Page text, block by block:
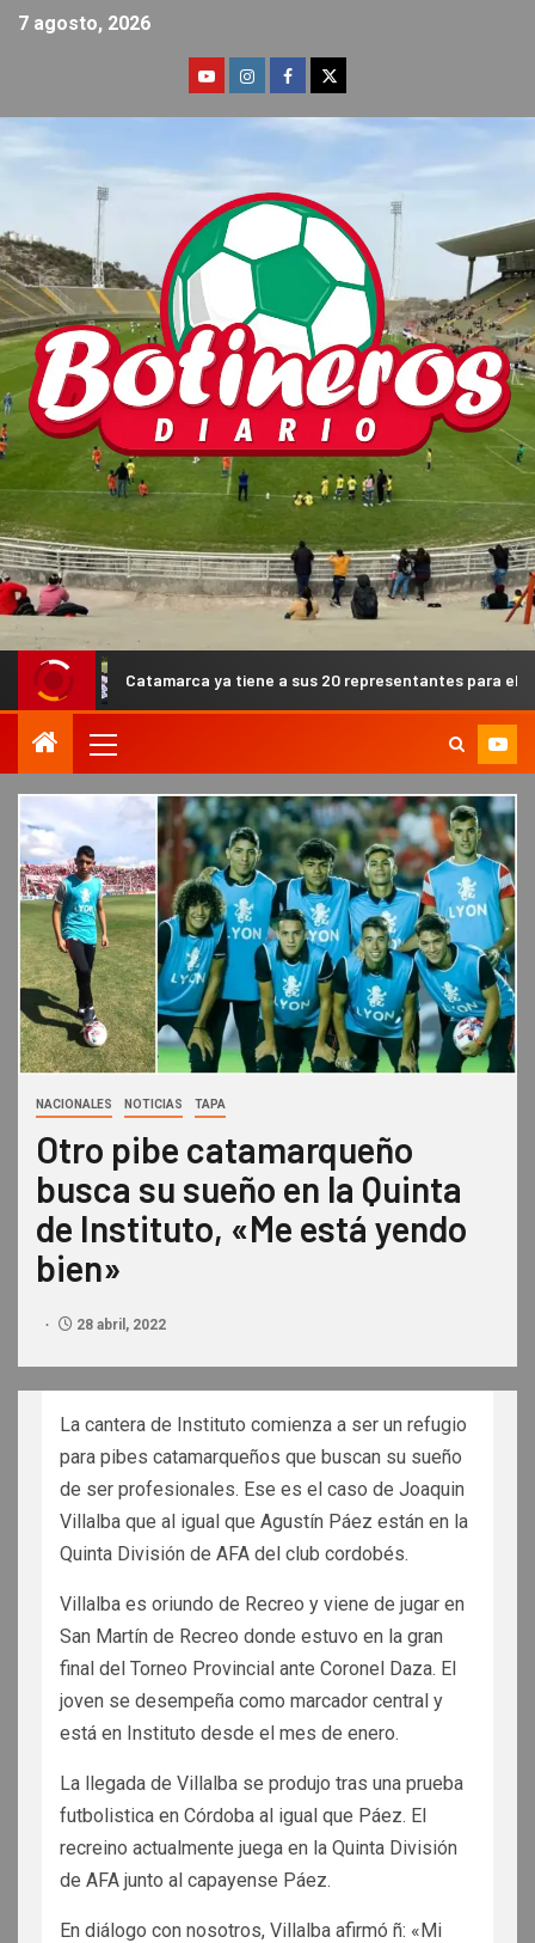
7 agosto, 2026
Catamarca ya tiene a sus 20 representantes para el Campeonato
NACIONALES NOTICIAS TAPA
Otro pibe catamarqueño
busca su sueño en la Quinta
de Instituto, «Me está yendo
bien»
28 abril, 2022
La cantera de Instituto comienza a ser un refugio
para pibes catamarqueños que buscan su sueño
de ser profesionales. Ese es el caso de Joaquin
Villalba que al igual que Agustín Páez están en la
Quinta División de AFA del club cordobés.
Villalba es oriundo de Recreo y viene de jugar en
San Martín de Recreo donde estuvo en la gran
final del Torneo Provincial ante Coronel Daza. El
joven se desempeña como marcador central y
está en Instituto desde el mes de enero.
La llegada de Villalba se produjo tras una prueba
futbolistica en Córdoba al igual que Páez. El
recreino actualmente juega en la Quinta División
de AFA junto al capayense Páez.
En diálogo con nosotros, Villalba afirmó ñ: «Mi